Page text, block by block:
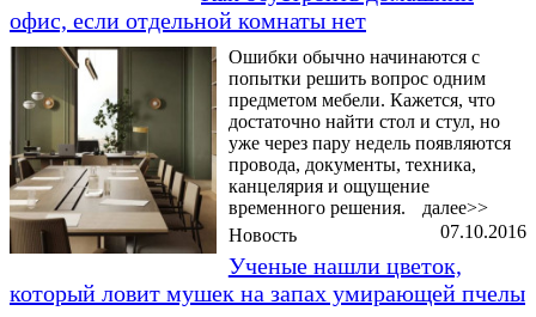
офис, если отдельной комнаты нет
Ошибки обычно начинаются с
попытки решить вопрос одним
предметом мебели. Кажется, что
достаточно найти стол и стул, но
уже через пару недель появляются
провода, документы, техника,
канцелярия и ощущение
временного решения.
далее>>
07.10.2016
Новость
Ученые нашли цветок,
который ловит мушек на запах умирающей пчелы